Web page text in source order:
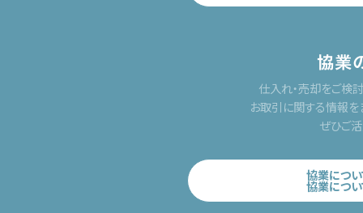
協業
仕入れ・売却をご検
お取引に関する情報を
ぜひご
協業につい
協業につい